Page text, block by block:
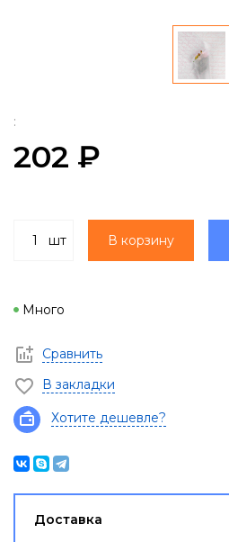
:
202 ₽
шт В корзину
Много
Сравнить
В закладки
Хотите дешевле?
Доставка